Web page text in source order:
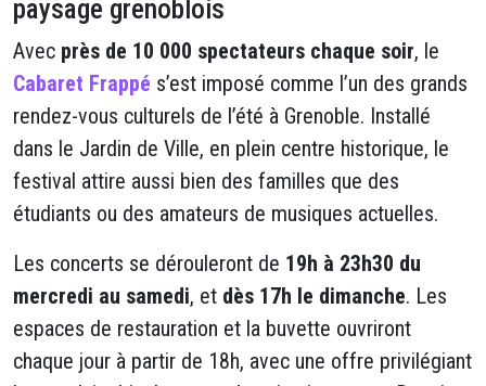
paysage grenoblois
Avec près de 10 000 spectateurs chaque soir, le
Cabaret Frappé s’est imposé comme l’un des grands
rendez-vous culturels de l’été à Grenoble. Installé
dans le Jardin de Ville, en plein centre historique, le
festival attire aussi bien des familles que des
étudiants ou des amateurs de musiques actuelles.
Les concerts se dérouleront de 19h à 23h30 du
mercredi au samedi, et dès 17h le dimanche. Les
espaces de restauration et la buvette ouvriront
chaque jour à partir de 18h, avec une offre privilégiant